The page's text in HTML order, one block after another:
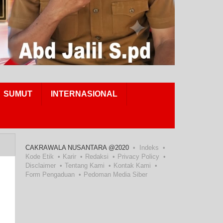
SUMUT INTERNASIONAL
CAKRAWALA NUSANTARA @2020
Indeks
Kode Etik
Karir Redaksi
Privacy Policy
Disclaimer
Tentang Kami
Kontak Kami
Form Pengaduan
Pedoman Media Siber